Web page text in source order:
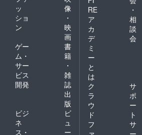
ッ
ショ
ン
像
・
映
画
ゲー
ム・
サー
ビス
開発
書
籍
・
雑
誌
出
版
ビジ
ネ
ス・
ビ
ュ
ー
RE
ア
カ
デ
ミ
ー
と
は
・
相
談
会
ク
ラ
ウ
ド
フ
サ
ポ
ー
ト
サ